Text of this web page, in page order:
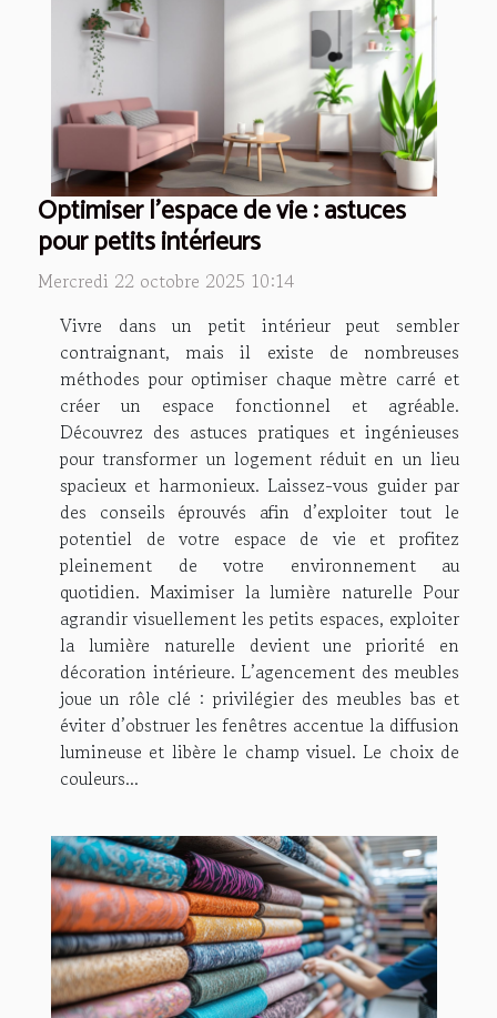
Optimiser l'espace de vie : astuces
pour petits intérieurs
Mercredi 22 octobre 2025 10:14
Vivre dans un petit intérieur peut sembler
contraignant, mais il existe de nombreuses
méthodes pour optimiser chaque mètre carré et
créer un espace fonctionnel et agréable.
Découvrez des astuces pratiques et ingénieuses
pour transformer un logement réduit en un lieu
spacieux et harmonieux. Laissez-vous guider par
des conseils éprouvés afin d’exploiter tout le
potentiel de votre espace de vie et profitez
pleinement de votre environnement au
quotidien. Maximiser la lumière naturelle Pour
agrandir visuellement les petits espaces, exploiter
la lumière naturelle devient une priorité en
décoration intérieure. L’agencement des meubles
joue un rôle clé : privilégier des meubles bas et
éviter d’obstruer les fenêtres accentue la diffusion
lumineuse et libère le champ visuel. Le choix de
couleurs...